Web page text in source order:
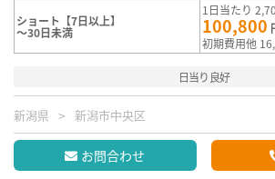
ショート【7日以上】
～30日未満
1日当たり
100,800
初期費用他
日当り良好
新潟県 新潟市中央区
お問合わせ